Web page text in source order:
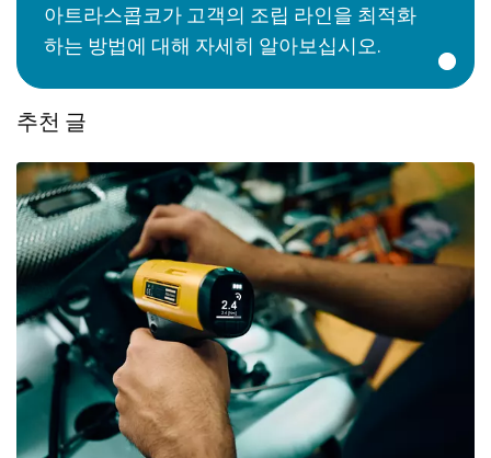
아트라스콥코가 고객의 조립 라인을 최적화
하는 방법에 대해 자세히 알아보십시오.
추천 글